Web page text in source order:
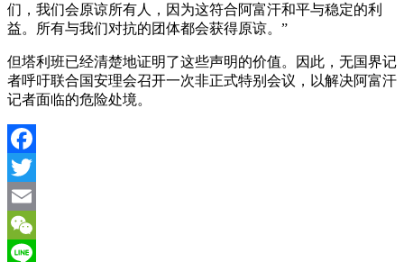
们，我们会原谅所有人，因为这符合阿富汗和平与稳定的利
益。所有与我们对抗的团体都会获得原谅。”
但塔利班已经清楚地证明了这些声明的价值。因此，无国界记
者呼吁联合国安理会召开一次非正式特别会议，以解决阿富汗
记者面临的危险处境。
Facebook
Twitter
Email
WeChat